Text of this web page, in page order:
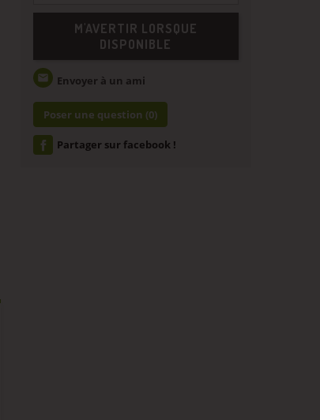
M'AVERTIR LORSQUE
DISPONIBLE
email Envoyer à un ami
Poser une question (0)
Partager sur facebook !